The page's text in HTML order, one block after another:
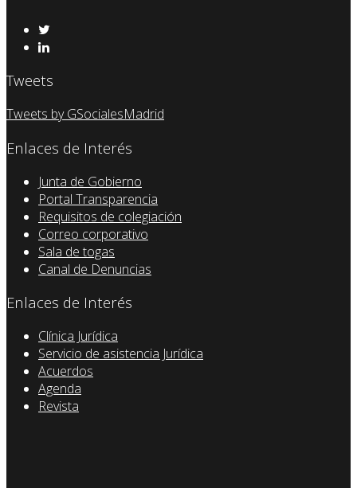
Tweets
Tweets by GSocialesMadrid
Enlaces de Interés
Junta de Gobierno
Portal Transparencia
Requisitos de colegiación
Correo corporativo
Sala de togas
Canal de Denuncias
Enlaces de Interés
Clínica Jurídica
Servicio de asistencia Jurídica
Acuerdos
Agenda
Revista